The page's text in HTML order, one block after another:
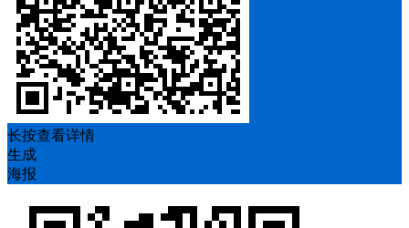
长按查看详情
生成
海报